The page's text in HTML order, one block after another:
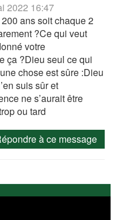
2022 16:47
ans soit chaque 2
?Ce qui veut
votre
ça ?Dieu seul ce qui
chose est sûre :Dieu
suis sûr et
ne s’aurait être
ou tard
à ce message